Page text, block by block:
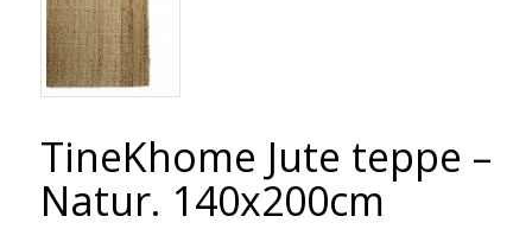
TineKhome Jute teppe –
Natur. 140x200cm